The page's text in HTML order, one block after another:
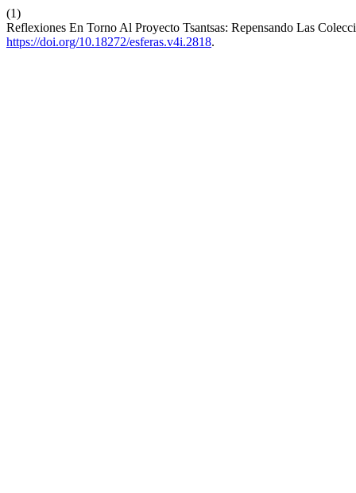
(1)
Reflexiones En Torno Al Proyecto Tsantsas: Repensando Las
https://doi.org/10.18272/esferas.v4i.2818.